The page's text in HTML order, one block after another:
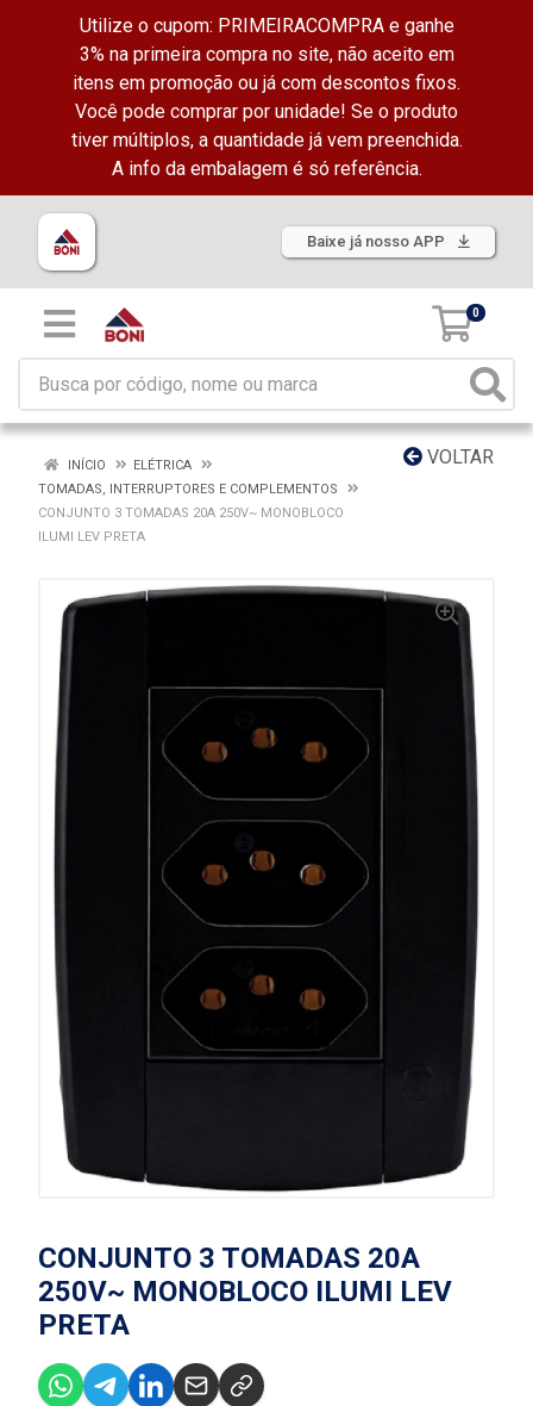
Utilize o cupom: PRIMEIRACOMPRA e ganhe
3% na primeira compra no site, não aceito em
itens em promoção ou já com descontos fixos.
Você pode comprar por unidade! Se o produto
tiver múltiplos, a quantidade já vem preenchida.
A info da embalagem é só referência.
Baixe já nosso APP
0
VOLTAR
INÍCIO
ELÉTRICA
TOMADAS, INTERRUPTORES E COMPLEMENTOS
CONJUNTO 3 TOMADAS 20A 250V~ MONOBLOCO
ILUMI LEV PRETA
CONJUNTO 3 TOMADAS 20A
250V~ MONOBLOCO ILUMI LEV
PRETA